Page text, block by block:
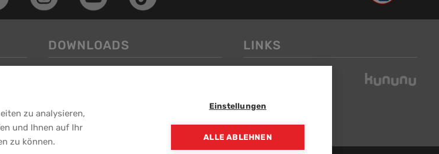
zu analysieren,
und Ihnen auf Ihr
zu können.
Einstellungen
ALLE ABLEHNEN
DOWNLOADS
weitere Downloads >>
LINKS